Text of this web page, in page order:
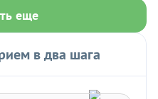
еще
в два шага